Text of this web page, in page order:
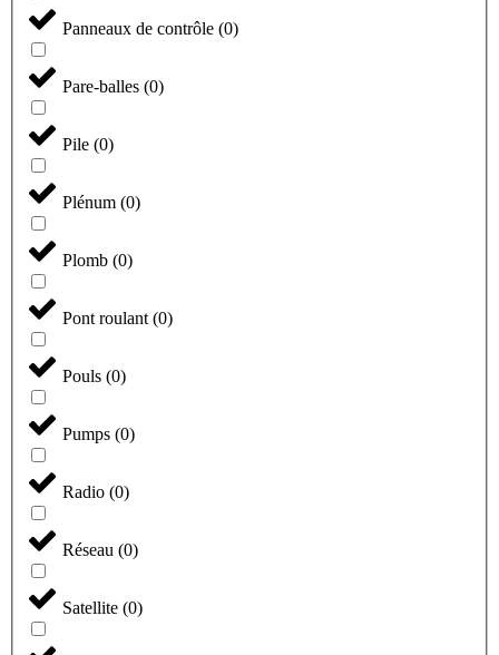
Panneaux de contrôle (0)
Pare-balles (0)
Pile (0)
Plénum (0)
Plomb (0)
Pont roulant (0)
Pouls (0)
Pumps (0)
Radio (0)
Réseau (0)
Satellite (0)